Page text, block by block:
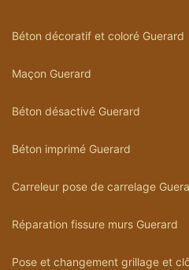
Béton décoratif et coloré Guerard
Maçon Guerard
Béton désactivé Guerard
Béton imprimé Guerard
Carreleur pose de carrelage
Réparation fissure murs Guerard
Pose et changement grillage et